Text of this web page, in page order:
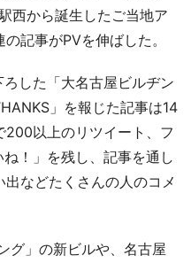
西から誕生したご当地ア
記事がPVを伸ばした。
した「大名古屋ビルヂン
」を報じた記事は14
200以上のリツイート、フ
！」を残し、記事を通し
などたくさんの人のコメ
グ」の新ビルや、名古屋